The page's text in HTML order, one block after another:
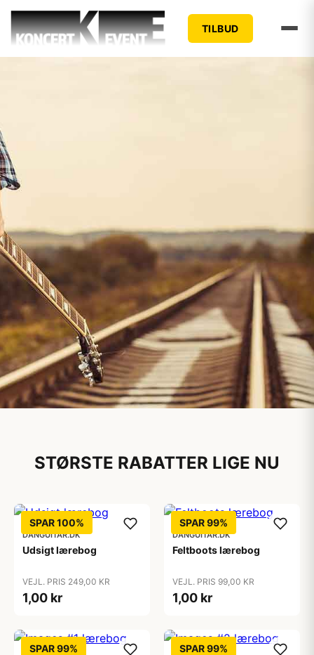
TILBUD
Til både begyndere og
Se det store udvalg af musikinstrumenter
STØRSTE RABATTER LIGE NU
SPAR 100%
DANGUITAR.DK
Udsigt lærebog
VEJL. PRIS 249,00 KR
1,00 kr
SPAR 99%
DANGUITAR.DK
Feltboots lærebog
VEJL. PRIS 99,00 KR
1,00 kr
SPAR 99% SPAR 99%